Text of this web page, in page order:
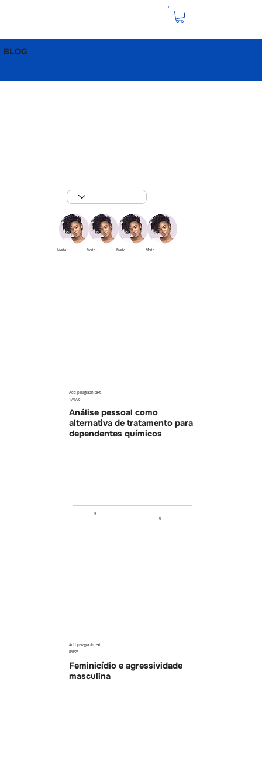
BLOG
Maria Maria Maria Maria
Análise pessoal como
alternativa de tratamento para
dependentes químicos
17/1/26
Add paragraph text.
0
9
Feminicídio e agressividade
masculina
8/8/25
Add paragraph text.